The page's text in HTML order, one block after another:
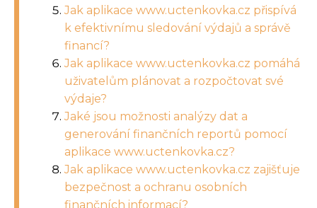
Jak aplikace www.uctenkovka.cz přispívá
k efektivnímu sledování výdajů a správě
financí?
Jak aplikace www.uctenkovka.cz pomáhá
uživatelům plánovat a rozpočtovat své
výdaje?
Jaké jsou možnosti analýzy dat a
generování finančních reportů pomocí
aplikace www.uctenkovka.cz?
Jak aplikace www.uctenkovka.cz zajišťuje
bezpečnost a ochranu osobních
finančních informací?